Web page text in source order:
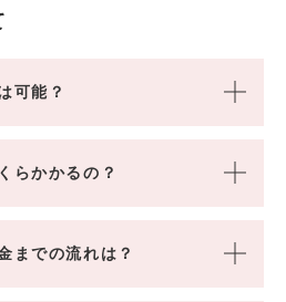
可能？
らかかるの？
までの流れは？